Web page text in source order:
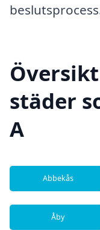
städer
A
Abbekås
Åby